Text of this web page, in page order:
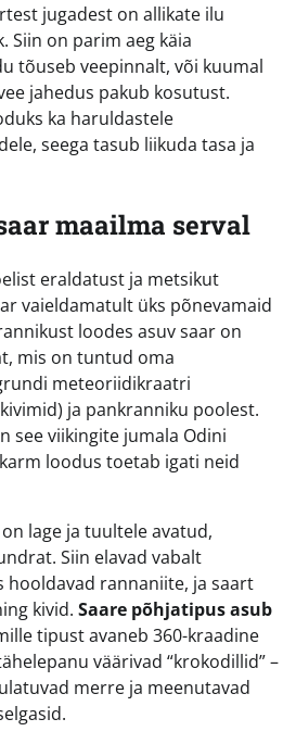
jugadest on allikate ilu
Siin on parim aeg käia
tõuseb veepinnalt, või kuumal
jahedus pakub kosutust.
ka haruldastele
seega tasub liikuda tasa ja
maailma serval
eraldatust ja metsikut
vaieldamatult üks põnevamaid
loodes asuv saar on
mis on tuntud oma
meteoriidikraatri
ja pankranniku poolest.
see viikingite jumala Odini
loodus toetab igati neid
lage ja tuultele avatud,
Siin elavad vabalt
hooldavad rannaniite, ja saart
kivid. Saare põhjatipus asub
tipust avaneb 360-kraadine
väärivad “krokodillid” –
merre ja meenutavad